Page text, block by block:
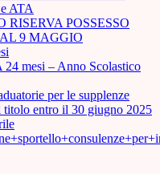
ATA
POSSESSO
9 MAGGIO
mesi – Anno Scolastico
per le supplenze
titolo entro il 30 giugno 2025